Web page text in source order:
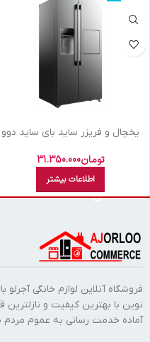
یخچال و فریزر ساید بای ساید دوو
تومان31.350.000
اطلاعات بیشتر
فروشگاه آنلاین لوازم خانگی
نوین با بهترین کیفیت و نازلترین
آماده خدمت رسانی به عموم مردم